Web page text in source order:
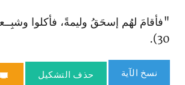
30).
نسخ الآية حذف التشكيل